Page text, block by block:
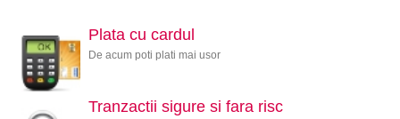
Plata cu cardul
De acum poti plati mai usor
Tranzactii sigure si fara risc